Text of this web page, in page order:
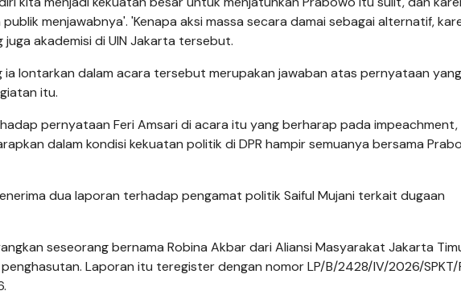
menjawabnya'. 'Kenapa aksi massa secara damai sebagai alternatif,
akademisi di UIN Jakarta tersebut.
lontarkan dalam acara tersebut merupakan jawaban atas pernyataan yang
itu.
pernyataan Feri Amsari di acara itu yang berharap pada impeachment,
dalam kondisi kekuatan politik di DPR hampir semuanya bersama
dua laporan terhadap pengamat politik Saiful Mujani terkait dugaan
seseorang bernama Robina Akbar dari Aliansi Masyarakat Jakarta
Laporan itu teregister dengan nomor LP/B/2428/IV/2026/SPKT/